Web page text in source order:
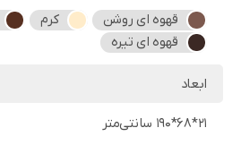
قهوه ای روشن کرم
قهوه ای تیره
ابعاد
21*68*190 سانتی‌متر